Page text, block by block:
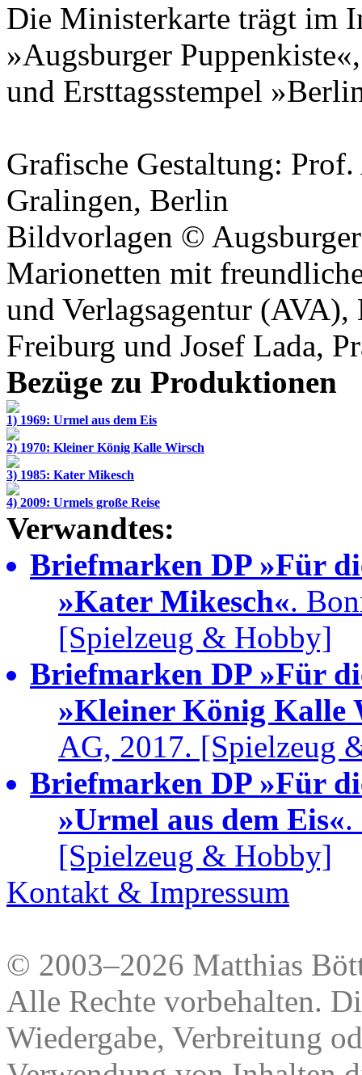
Die Ministerkarte trägt im
»Augsburger
und Ersttagsstempel
Grafische Gestaltung: Prof.
Gralingen, Berlin
Bildvorlagen ©
Marionetten mit
und Verlagsagentur (AVA),
Freiburg und Josef Lada,
Bezüge zu Produktionen
1) 1969: Urmel aus dem Eis
2) 1970: Kleiner König Kalle Wirsch
3) 1985: Kater Mikesch
4) 2009: Urmels große Reise
Verwandtes:
Briefmarken DP »Für
»Kater Mikesch«.
[Spielzeug & Hobby]
Briefmarken DP »Für
»Kleiner König Kalle
AG, 2017. [Spielzeug
Briefmarken DP »Für
»Urmel aus dem Eis«.
[Spielzeug & Hobby]
Kontakt & Impressum
© 2003–2026 Matthias
Alle Rechte vorbehalten.
Wiedergabe, Verbreitung